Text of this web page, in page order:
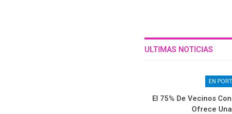
ULTIMAS NOTICIAS
EN
El 75% De Vecinos
Ofrece